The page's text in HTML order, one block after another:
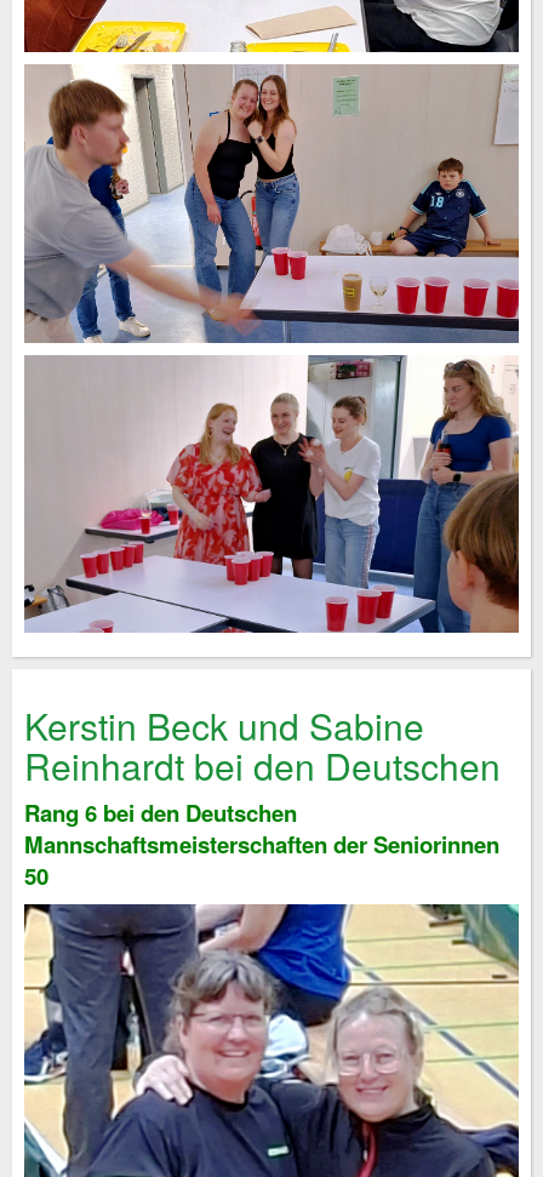
Kerstin Beck und Sabine
Reinhardt bei den Deutschen
Rang 6 bei den Deutschen
Mannschaftsmeisterschaften der Seniorinnen
50